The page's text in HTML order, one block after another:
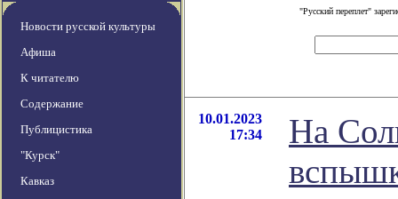
Новости русской культуры
Афиша
К читателю
Содержание
Публицистика
"Курск"
Кавказ
"Русский переплет"
10.01.2023
17:34
На